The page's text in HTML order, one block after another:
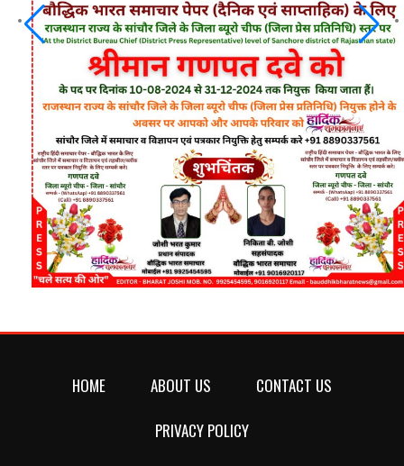
HOME ABOUT US
CONTACT US
PRIVACY POLICY